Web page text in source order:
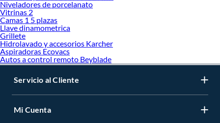
Niveladores de porcelanato
Vitrinas 2
Camas 1 5 plazas
Llave dinamometrica
Grillete
Hidrolavado y accesorios Karcher
Aspiradoras Ecovacs
Autos a control remoto Beyblade
Servicio al Cliente
Mi Cuenta